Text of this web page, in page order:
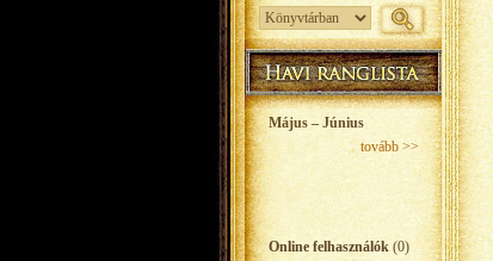
Május – Június
tovább >>
Online felhasználók (0)